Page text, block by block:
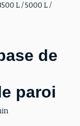
L / 5000 L /
de
paroi